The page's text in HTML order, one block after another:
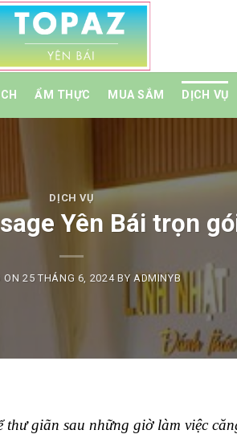
ẨM THỰC MUA SẮM DỊCH VỤ
DỊCH VỤ
Yên Bái trọn
ON25 THÁNG 6, 2024BY ADMINYB
thư giãn sau những giờ làm việc